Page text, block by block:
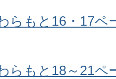
らもと16・17ペ
らもと18～21ペ